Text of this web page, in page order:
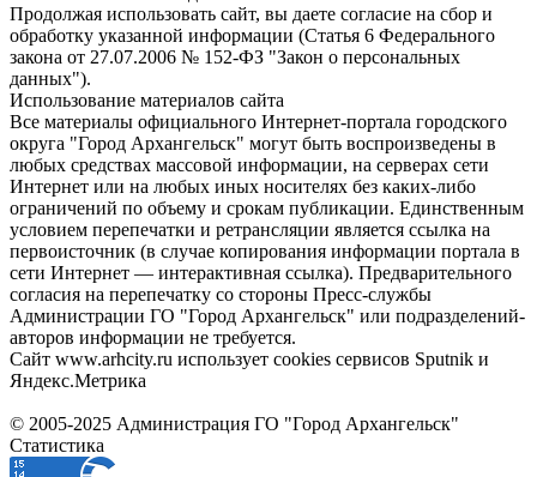
Продолжая использовать сайт, вы даете согласие на сбор и
обработку указанной информации (Статья 6 Федерального
закона от 27.07.2006 № 152-ФЗ "Закон о персональных
данных").
Использование материалов сайта
Все материалы официального Интернет-портала городского
округа "Город Архангельск" могут быть воспроизведены в
любых средствах массовой информации, на серверах сети
Интернет или на любых иных носителях без каких-либо
ограничений по объему и срокам публикации. Единственным
условием перепечатки и ретрансляции является ссылка на
первоисточник (в случае копирования информации портала в
сети Интернет — интерактивная ссылка). Предварительного
согласия на перепечатку со стороны Пресс-службы
Администрации ГО "Город Архангельск" или подразделений-
авторов информации не требуется.
Сайт www.arhcity.ru использует cookies сервисов Sputnik и
Яндекс.Метрика
© 2005-2025 Администрация ГО "Город Архангельск"
Статистика